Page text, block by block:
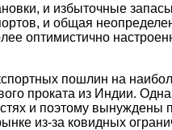
и избыточные
и общая
оптимистично
пошлин на
проката из Индии.
и поэтому вынуждены
из-за ковидных